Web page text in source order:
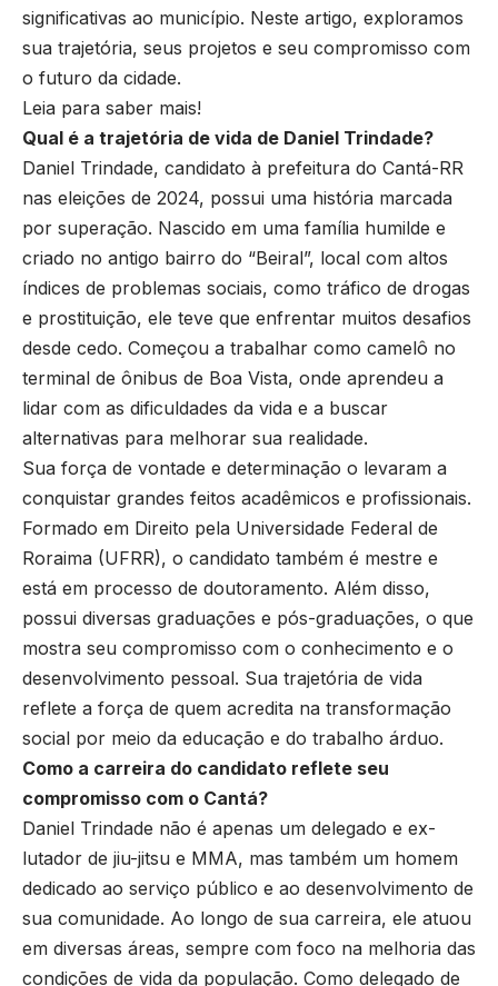
significativas ao município. Neste artigo, exploramos
sua trajetória, seus projetos e seu compromisso com
o futuro da cidade.
Leia para saber mais!
Qual é a trajetória de vida de Daniel Trindade?
Daniel Trindade, candidato à prefeitura do Cantá-RR
nas eleições de 2024, possui uma história marcada
por superação. Nascido em uma família humilde e
criado no antigo bairro do “Beiral”, local com altos
índices de problemas sociais, como tráfico de drogas
e prostituição, ele teve que enfrentar muitos desafios
desde cedo. Começou a trabalhar como camelô no
terminal de ônibus de Boa Vista, onde aprendeu a
lidar com as dificuldades da vida e a buscar
alternativas para melhorar sua realidade.
Sua força de vontade e determinação o levaram a
conquistar grandes feitos acadêmicos e profissionais.
Formado em Direito pela Universidade Federal de
Roraima (UFRR), o candidato também é mestre e
está em processo de doutoramento. Além disso,
possui diversas graduações e pós-graduações, o que
mostra seu compromisso com o conhecimento e o
desenvolvimento pessoal. Sua trajetória de vida
reflete a força de quem acredita na transformação
social por meio da educação e do trabalho árduo.
Como a carreira do candidato reflete seu
compromisso com o Cantá?
Daniel Trindade não é apenas um delegado e ex-
lutador de jiu-jitsu e MMA, mas também um homem
dedicado ao serviço público e ao desenvolvimento de
sua comunidade. Ao longo de sua carreira, ele atuou
em diversas áreas, sempre com foco na melhoria das
condições de vida da população. Como delegado de